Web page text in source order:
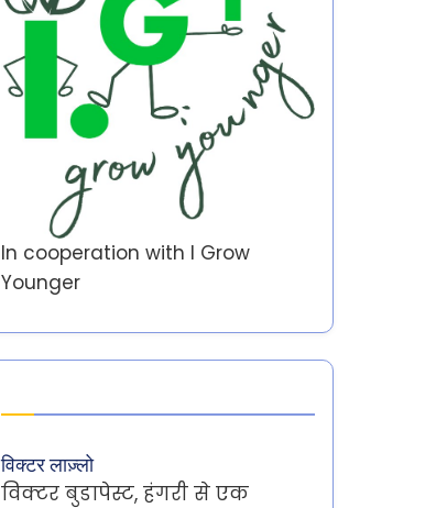
In cooperation with I Grow
Younger
विक्टर लाज़्लो
विक्टर बुडापेस्ट, हंगरी से एक